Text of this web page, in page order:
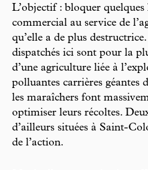
L’objectif : bloquer
commercial au service de
qu’elle a de plus
dispatchés ici sont pour la
d’une agriculture liée à
polluantes carrières géantes
les maraîchers font
optimiser leurs récoltes.
d’ailleurs situées à Saint-
de l’action.